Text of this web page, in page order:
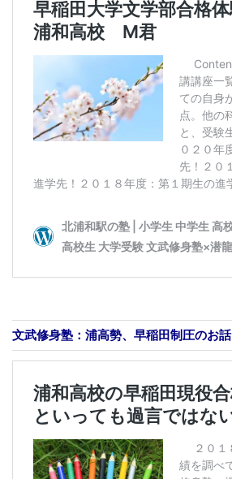
文武修身塾：浦高勢、早稲田制圧のお話